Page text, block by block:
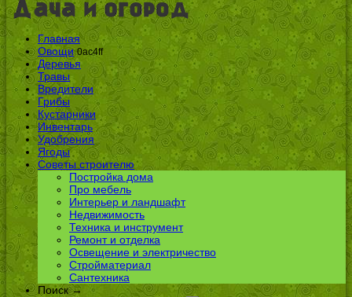
Главная
Овощи 0ac4ff
Деревья
Травы
Вредители
Грибы
Кустарники
Инвентарь
Удобрения
Ягоды
Советы строителю
Постройка дома
Про мебель
Интерьер и ландшафт
Недвижимость
Техника и инструмент
Ремонт и отделка
Освещение и электричество
Стройматериал
Сантехника
Поиск →